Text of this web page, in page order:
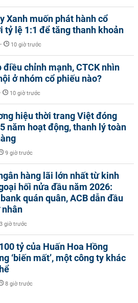
Xanh muốn phát hành cổ
tỷ lệ 1:1 để tăng thanh khoản
- 10 giờ trước
điều chỉnh mạnh, CTCK nhìn
ở nhóm cổ phiếu nào?
10 giờ trước
hiệu thời trang Việt đóng
năm hoạt động, thanh lý toàn
9 giờ trước
hàng lãi lớn nhất từ kinh
hối nửa đầu năm 2026:
quán quân, ACB dẫn đầu
3 giờ trước
tỷ của Huấn Hoa Hồng
‘biến mất’, một công ty khác
8 giờ trước